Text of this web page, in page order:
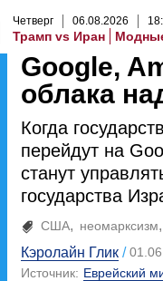
Четверг 06.08.2026 18:
Трамп vs Иран
Google,
облака
Когда
перейдут на
станут
государства
США неомарксизм
Кэролайн Глик
Источник: Еврейский